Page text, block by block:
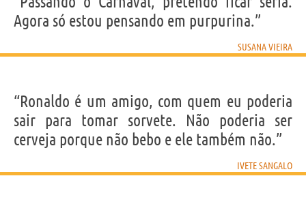
Agora só estou pensando em purpurina.”
SUSANA VIEIRA
“Ronaldo é um amigo, com quem eu poderia
sair para tomar sorvete. Não poderia ser
cerveja porque não bebo e ele também não.”
IVETE SANGALO